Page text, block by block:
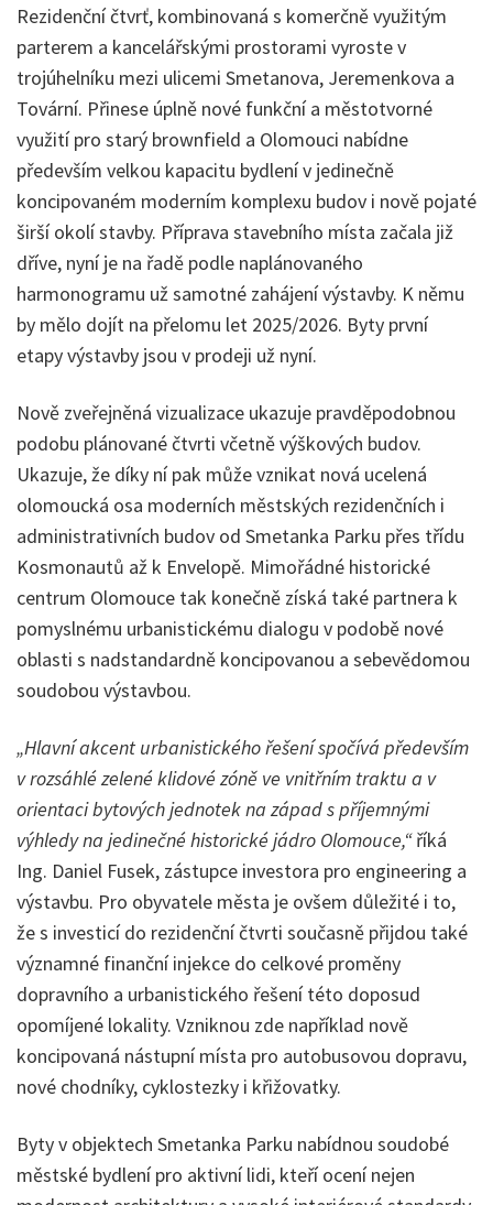
Rezidenční čtvrť, kombinovaná s komerčně využitým
parterem a kancelářskými prostorami vyroste v
trojúhelníku mezi ulicemi Smetanova, Jeremenkova a
Tovární. Přinese úplně nové funkční a městotvorné
využití pro starý brownfield a Olomouci nabídne
především velkou kapacitu bydlení v jedinečně
koncipovaném moderním komplexu budov i nově pojaté
širší okolí stavby. Příprava stavebního místa začala již
dříve, nyní je na řadě podle naplánovaného
harmonogramu už samotné zahájení výstavby. K němu
by mělo dojít na přelomu let 2025/2026. Byty první
etapy výstavby jsou v prodeji už nyní.
Nově zveřejněná vizualizace ukazuje pravděpodobnou
podobu plánované čtvrti včetně výškových budov.
Ukazuje, že díky ní pak může vznikat nová ucelená
olomoucká osa moderních městských rezidenčních i
administrativních budov od Smetanka Parku přes třídu
Kosmonautů až k Envelopě. Mimořádné historické
centrum Olomouce tak konečně získá také partnera k
pomyslnému urbanistickému dialogu v podobě nové
oblasti s nadstandardně koncipovanou a sebevědomou
soudobou výstavbou.
„Hlavní akcent urbanistického řešení spočívá především
v rozsáhlé zelené klidové zóně ve vnitřním traktu a v
orientaci bytových jednotek na západ s příjemnými
výhledy na jedinečné historické jádro Olomouce,“říká
Ing. Daniel Fusek, zástupce investora pro engineering a
výstavbu. Pro obyvatele města je ovšem důležité i to,
že s investicí do rezidenční čtvrti současně přijdou také
významné finanční injekce do celkové proměny
dopravního a urbanistického řešení této doposud
opomíjené lokality. Vzniknou zde například nově
koncipovaná nástupní místa pro autobusovou dopravu,
nové chodníky, cyklostezky i křižovatky.
Byty v objektech Smetanka Parku nabídnou soudobé
městské bydlení pro aktivní lidi, kteří ocení nejen